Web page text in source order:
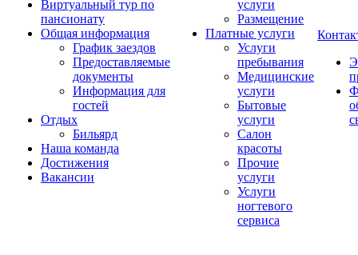
Виртуальный тур по
пансионату
Общая информация
График заездов
Предоставляемые
документы
Информация для
гостей
Отдых
Бильярд
Наша команда
Достижения
Вакансии
услуги
Размещение
Платные услуги
Услуги
пребывания
Медицинские
услуги
Бытовые
услуги
Салон
красоты
Прочие
услуги
Услуги
ногтевого
сервиса